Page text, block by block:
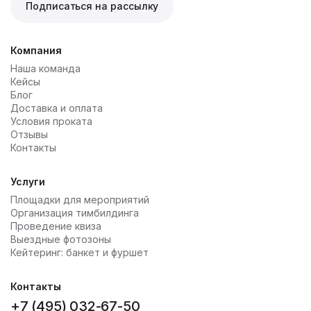
Подписаться на рассылку
Компания
Наша команда
Кейсы
Блог
Доставка и оплата
Условия проката
Отзывы
Контакты
Услуги
Площадки для мероприятий
Организация тимбилдинга
Проведение квиза
Выездные фотозоны
Кейтеринг: банкет и фуршет
Контакты
+7 (495) 032-67-50